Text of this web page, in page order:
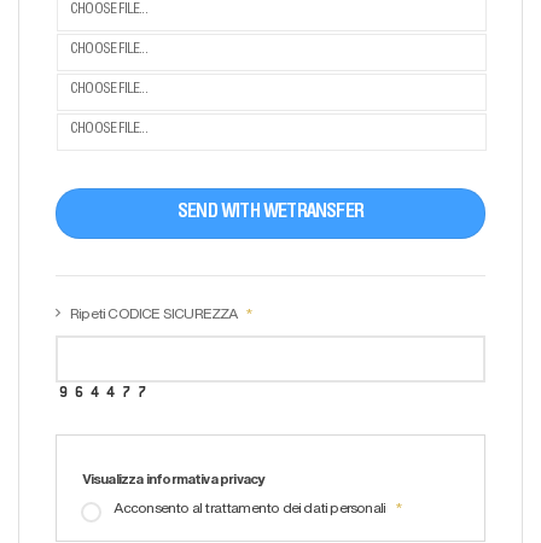
CHOOSE FILE...
CHOOSE FILE...
CHOOSE FILE...
CHOOSE FILE...
SEND WITH WETRANSFER
Ripeti CODICE SICUREZZA
Visualizza informativa privacy
Acconsento al trattamento dei dati personali